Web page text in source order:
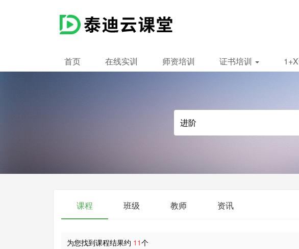
首页 在线实训 师资培训 证书培训
课程 班级 教师 资讯
为您找到课程结果约 11个